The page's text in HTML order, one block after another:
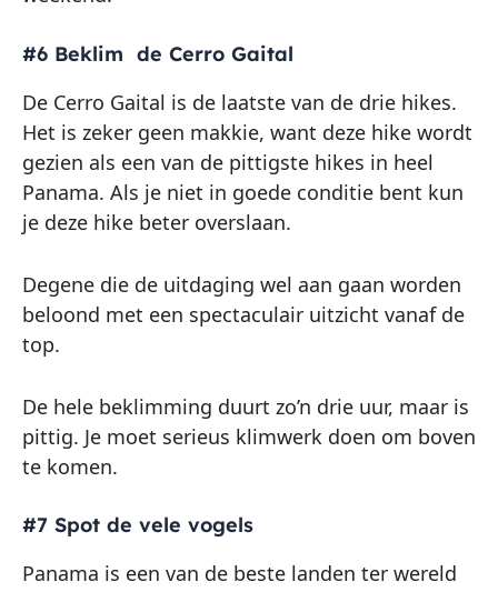
#6 Beklim de Cerro Gaital
De Cerro Gaital is de laatste van de drie hikes.
Het is zeker geen makkie, want deze hike wordt
gezien als een van de pittigste hikes in heel
Panama. Als je niet in goede conditie bent kun
je deze hike beter overslaan.
Degene die de uitdaging wel aan gaan worden
beloond met een spectaculair uitzicht vanaf de
top.
De hele beklimming duurt zo’n drie uur, maar is
pittig. Je moet serieus klimwerk doen om boven
te komen.
#7 Spot de vele vogels
Panama is een van de beste landen ter wereld